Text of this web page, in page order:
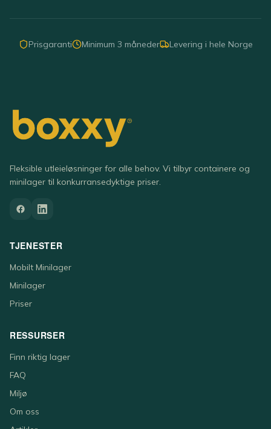
Prisgaranti Minimum 3 måneder Levering i hele Norge
Fleksible utleieløsninger for alle behov. Vi tilbyr containere og
minilager til konkurransedyktige priser.
TJENESTER
Mobilt Minilager
Minilager
Priser
RESSURSER
Finn riktig lager
FAQ
Miljø
Om oss